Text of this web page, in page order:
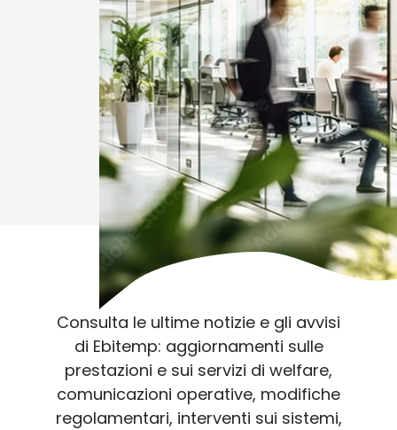
Consulta le ultime notizie e gli avvisi
di Ebitemp: aggiornamenti sulle
prestazioni e sui servizi di welfare,
comunicazioni operative, modifiche
regolamentari, interventi sui sistemi,